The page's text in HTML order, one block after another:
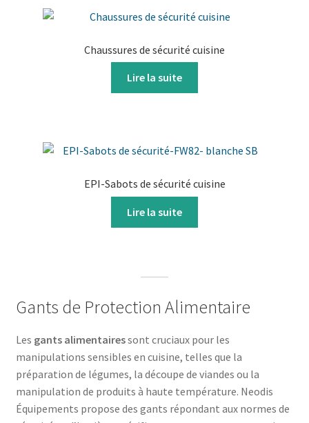
Chaussures de sécurité cuisine
Lire la suite
EPI-Sabots de sécurité cuisine
Lire la suite
Gants de Protection Alimentaire
Les gants alimentairessont cruciaux pour les
manipulations sensibles en cuisine, telles que la
préparation de légumes, la découpe de viandes ou la
manipulation de produits à haute température. Neodis
Équipements propose des gants répondant aux normes de